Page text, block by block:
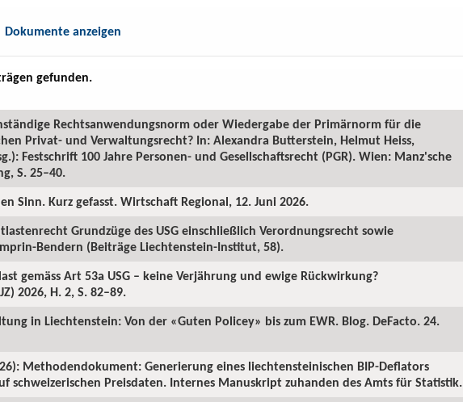
Dokumente anzeigen
gefunden.
Rechtsanwendungsnorm oder Wiedergabe der Primärnorm für die
Privat- und Verwaltungsrecht? In: Alexandra Butterstein, Helmut Heiss,
Festschrift 100 Jahre Personen- und Gesellschaftsrecht (PGR). Wien: Manz'sche
S. 25–40.
Sinn. Kurz gefasst. Wirtschaft Regional, 12. Juni 2026.
Grundzüge des USG einschließlich Verordnungsrecht sowie
Bendern (Beiträge Liechtenstein-Institut, 58).
gemäss Art 53a USG – keine Verjährung und ewige Rückwirkung?
2026, H. 2, S. 82–89.
in Liechtenstein: Von der «Guten Policey» bis zum EWR. Blog. DeFacto. 24.
Methodendokument: Generierung eines liechtensteinischen BIP-Deflators
schweizerischen Preisdaten. Internes Manuskript zuhanden des Amts für Statistik.